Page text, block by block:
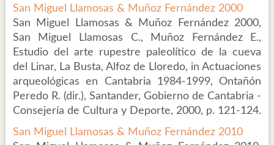
San Miguel Llamosas & Muñoz Fernández 2000
San Miguel Llamosas & Muñoz Fernández 2000,
San Miguel Llamosas C., Muñoz Fernández E.,
Estudio del arte rupestre paleolítico de la cueva
del Linar, La Busta, Alfoz de Lloredo, in Actuaciones
arqueológicas en Cantabria 1984-1999, Ontañón
Peredo R. (dir.), Santander, Gobierno de Cantabria -
Consejería de Cultura y Deporte, 2000, p. 121-124.
San Miguel Llamosas & Muñoz Fernández 2010